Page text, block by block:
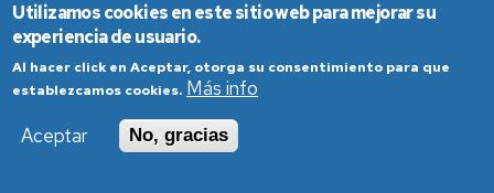
Aviso Legal
Condiciones generales de uso
Política de Privacidad
Política de Accesibilidad
Utilizamos cookies en este sitio web para mejorar su
experiencia de usuario.
Al hacer click en Aceptar, otorga su consentimiento para que
establezcamos cookies. Más info
Aceptar
No, gracias